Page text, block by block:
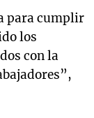
para cumplir
los
con la